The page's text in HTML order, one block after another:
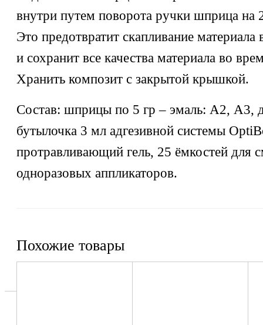
внутри путем поворота ручки шприца на
Это предотвратит скапливание
и сохранит все качества материала во
Хранить композит с закрытой крышкой.
Состав: шприцы по 5 гр – эмаль: А2, А3,
бутылочка 3 мл адгезивной системы
протравливающий гель, 25 ёмкостей для
одноразовых аппликаторов.
Похожие товары